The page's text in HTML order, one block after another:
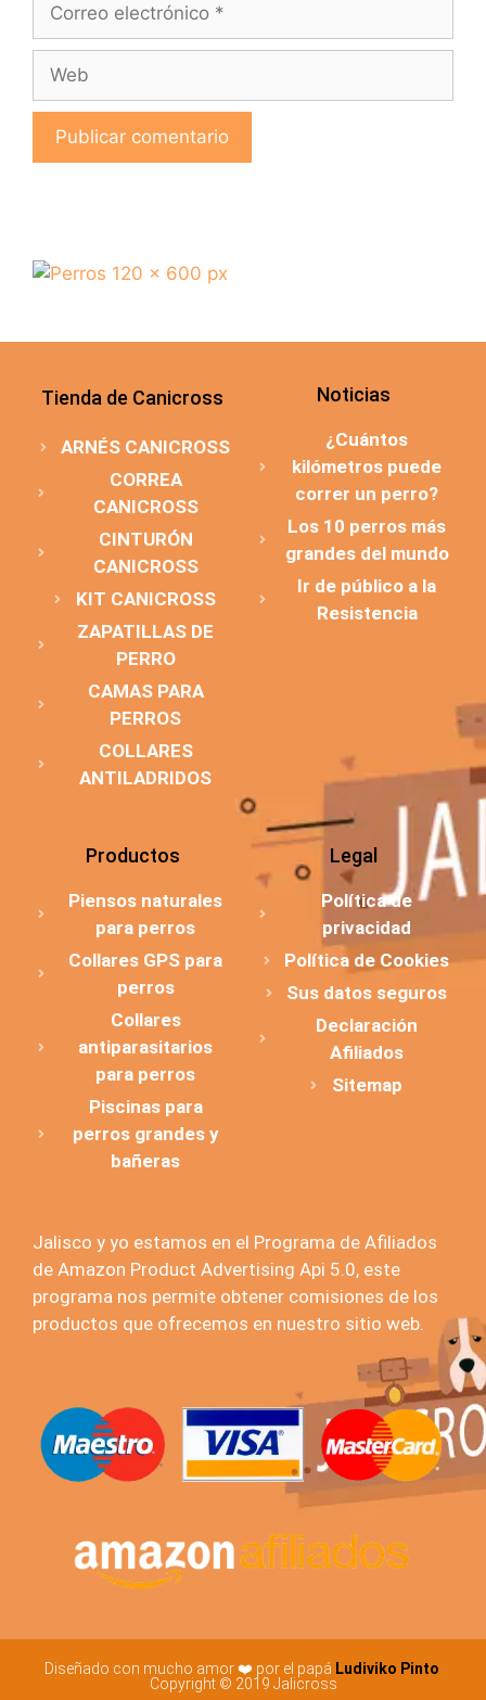
Tienda de Canicross
ARNÉS CANICROSS
CORREA
CANICROSS
CINTURÓN
CANICROSS
KIT CANICROSS
ZAPATILLAS DE
PERRO
CAMAS PARA
PERROS
COLLARES
ANTILADRIDOS
Noticias
¿Cuántos
kilómetros puede
correr un perro?
Los 10 perros más
grandes del mundo
Ir de público a la
Resistencia
Productos
Piensos naturales
para perros
Collares GPS para
perros
Collares
antiparasitarios
para perros
Piscinas para
perros grandes y
bañeras
Legal
Política de
privacidad
Política de Cookies
Sus datos seguros
Declaración
Afiliados
Sitemap
Jalisco y yo estamos en el Programa de Afiliados
de Amazon Product Advertising Api 5.0, este
programa nos permite obtener comisiones de los
productos que ofrecemos en nuestro sitio web.
Diseñado con mucho amor ❤️ por el papá Ludiviko Pinto
Copyright © 2019 Jalicross